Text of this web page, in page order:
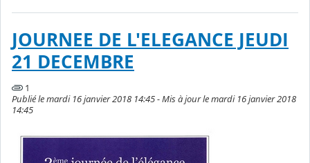
JOURNEE DE L'ELEGANCE JEUDI
21 DECEMBRE
1
Publié le mardi 16 janvier 2018 14:45 - Mis à jour le mardi 16 janvier 2018
14:45